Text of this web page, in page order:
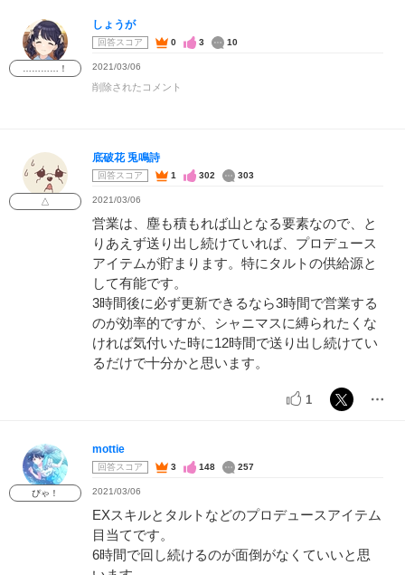
…………！
しょうが
回答スコア 0 3 10
2021/03/06
削除されたコメント
△
底破花 兎鳴詩
回答スコア 1 302 303
2021/03/06
営業は、塵も積もれば山となる要素なので、と
りあえず送り出し続けていれば、プロデュース
アイテムが貯まります。特にタルトの供給源と
して有能です。
3時間後に必ず更新できるなら3時間で営業する
のが効率的ですが、シャニマスに縛られたくな
ければ気付いた時に12時間で送り出し続けてい
るだけで十分かと思います。
1
ぴゃ！
mottie
回答スコア 3 148 257
2021/03/06
EXスキルとタルトなどのプロデュースアイテム
目当てです。
6時間で回し続けるのが面倒がなくていいと思